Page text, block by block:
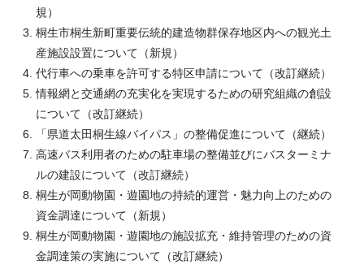
規）
桐生市桐生新町重要伝統的建造物群保存地区内への観光土
産施設設置について（新規）
代行車への乗車を許可する特区申請について（改訂継続）
情報網と交通網の充実化を実現するための研究組織の創設
について（改訂継続）
「県道太田桐生線バイパス」の整備促進について（継続）
高速バス利用者のための駐車場の整備並びにバスターミナ
ルの建設について（改訂継続）
桐生が岡動物園・遊園地の持続的運営・魅力向上のための
資金調達について（新規）
桐生が岡動物園・遊園地の施設拡充・維持管理のための資
金調達策の実施について（改訂継続）